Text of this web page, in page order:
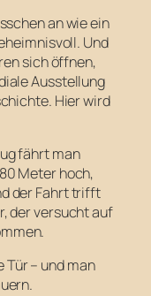
an wie ein
Und
sich öffnen,
Ausstellung
Hier wird
fährt man
Meter hoch,
der Fahrt trifft
der versucht auf
– und man